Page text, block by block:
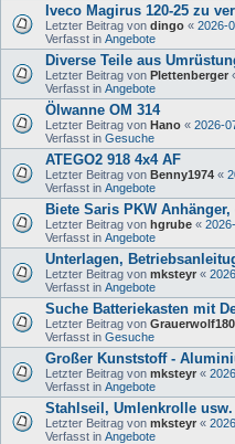
Iveco Magirus 120-25 zu
Letzter Beitrag von dingo « 2026-
Verfasst in Angebote
Diverse Teile aus
Letzter Beitrag von Plettenberger
Verfasst in Angebote
Ölwanne OM 314
Letzter Beitrag von Hano « 2026-
Verfasst in Gesuche
ATEGO2 918 4x4 AF
Letzter Beitrag von Benny1974 «
Verfasst in Angebote
Biete Saris PKW
Letzter Beitrag von hgrube «
Verfasst in Angebote
Unterlagen,
Letzter Beitrag von mksteyr «
Verfasst in Angebote
Suche Batteriekasten mit
Letzter Beitrag von
Verfasst in Gesuche
Großer Kunststoff -
Letzter Beitrag von mksteyr «
Verfasst in Angebote
Stahlseil, Umlenkrolle usw.
Letzter Beitrag von mksteyr «
Verfasst in Angebote